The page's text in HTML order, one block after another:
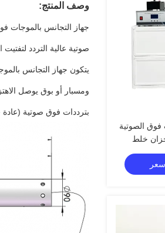
فوق الصوتية
خلط
وصف المنتج:
جهاز التجانس بالموجات
صوتية عالية التردد
يتكون جهاز التجانس
ومسبار أو بوق يوصل
بترددات فوق صوتية (عادة في نطاق 20 كيلو هرتز